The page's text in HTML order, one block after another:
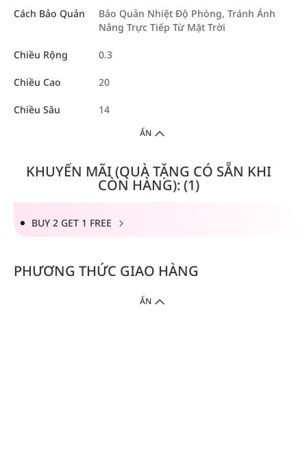
Cách Bảo Quản
Bảo Quản Nhiệt Độ Phòng, Tránh Ánh
Nắng Trực Tiếp Từ Mặt Trời
Chiều Rộng 0.3
Chiều Cao 20
Chiều Sâu 14
ẨN
KHUYẾN MÃI (QUÀ TẶNG CÓ SẴN KHI
CÒN HÀNG): (1)
BUY 2 GET 1 FREE
PHƯƠNG THỨC GIAO HÀNG
ẨN